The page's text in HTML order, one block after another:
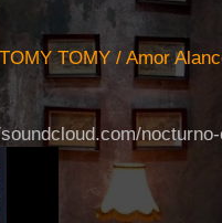
TOMY / Amor